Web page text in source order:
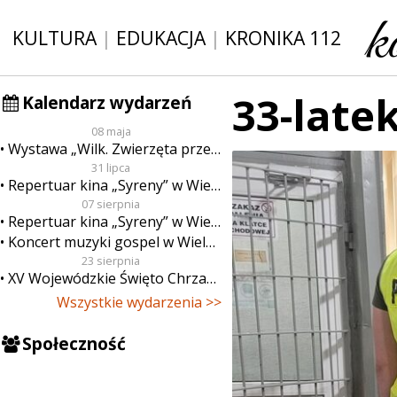
KULTURA| EDUKACJA| KRONIKA 112
Kalendarz wydarzeń
08 maja
Wystawa „Wilk. Zwierzęta przeklęte”
31 lipca
Repertuar kina „Syreny” w Wieluniu w dn. od 31 lipca do 6 sierpnia
07 sierpnia
Repertuar kina „Syreny” w Wieluniu w dn. od 7 do 13 sierpnia
Koncert muzyki gospel w Wieluniu
23 sierpnia
XV Wojewódzkie Święto Chrzanu
Wszystkie wydarzenia >>
Społeczność
33-